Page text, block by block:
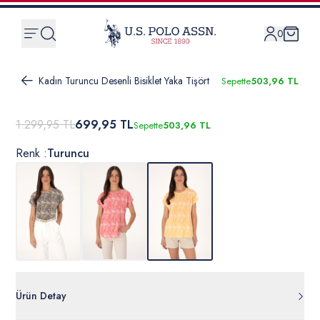
0
Kadın Turuncu Desenli Bisiklet Yaka Tişört Sepette503,96 TL
1.299,95 TL699,95 TLSepette503,96 TL
Renk :Turuncu
Ürün Detay